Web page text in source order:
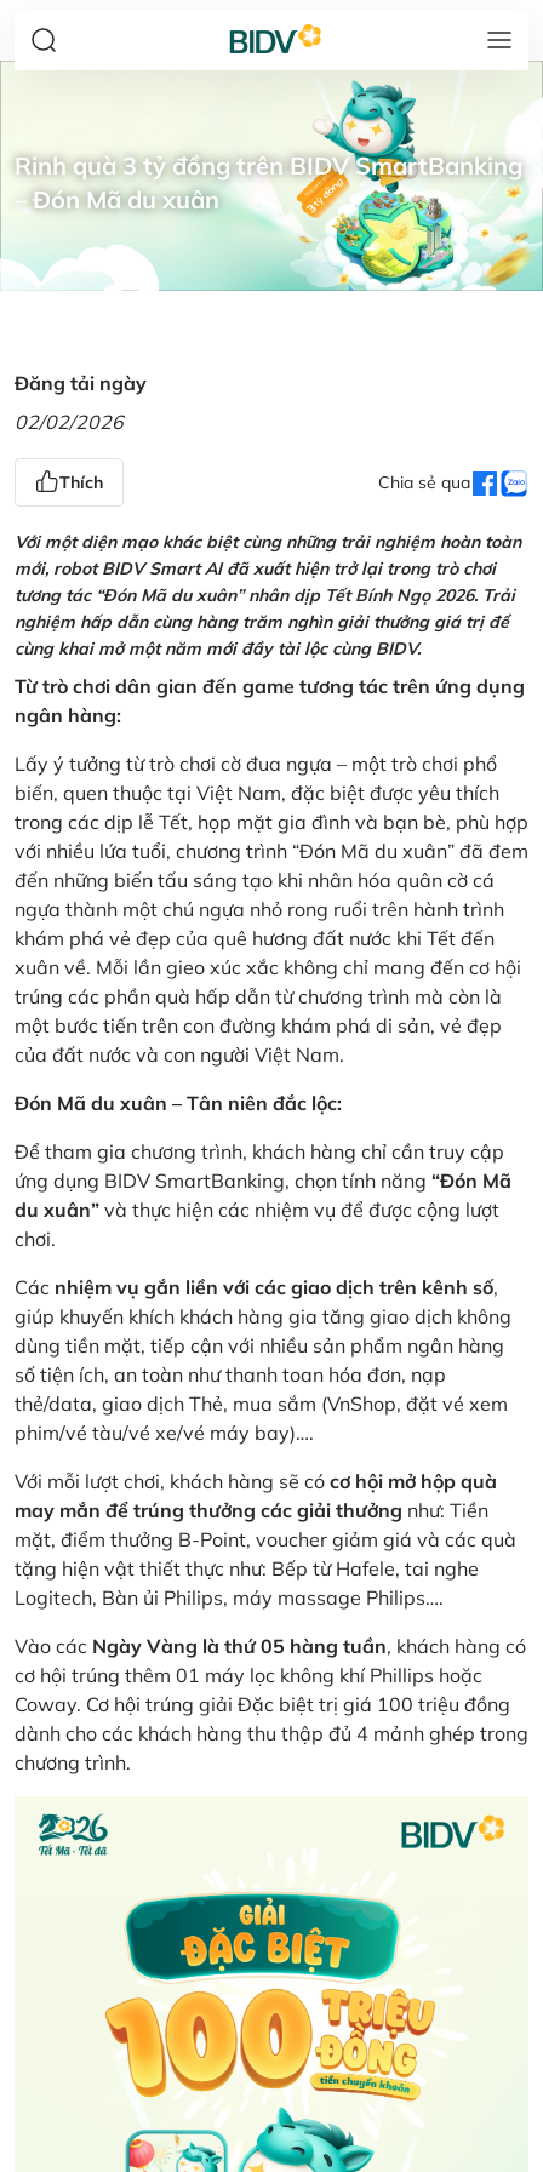
Rinh quà 3 tỷ đồng trên BIDV SmartBanking
– Đón Mã du xuân
Đăng tải ngày
02/02/2026
Thích Chia sẻ qua
Với một diện mạo khác biệt cùng những trải nghiệm hoàn toàn
mới, robot BIDV Smart AI đã xuất hiện trở lại trong trò chơi
tương tác “Đón Mã du xuân” nhân dịp Tết Bính Ngọ 2026. Trải
nghiệm hấp dẫn cùng hàng trăm nghìn giải thưởng giá trị để
cùng khai mở một năm mới đầy tài lộc cùng BIDV.
Từ trò chơi dân gian đến game tương tác trên ứng dụng
ngân hàng:
Lấy ý tưởng từ trò chơi cờ đua ngựa – một trò chơi phổ
biến, quen thuộc tại Việt Nam, đặc biệt được yêu thích
trong các dịp lễ Tết, họp mặt gia đình và bạn bè, phù hợp
với nhiều lứa tuổi, chương trình “Đón Mã du xuân” đã đem
đến những biến tấu sáng tạo khi nhân hóa quân cờ cá
ngựa thành một chú ngựa nhỏ rong ruổi trên hành trình
khám phá vẻ đẹp của quê hương đất nước khi Tết đến
xuân về. Mỗi lần gieo xúc xắc không chỉ mang đến cơ hội
trúng các phần quà hấp dẫn từ chương trình mà còn là
một bước tiến trên con đường khám phá di sản, vẻ đẹp
của đất nước và con người Việt Nam.
Đón Mã du xuân – Tân niên đắc lộc:
Để tham gia chương trình, khách hàng chỉ cần truy cập
ứng dụng BIDV SmartBanking, chọn tính năng “Đón Mã
du xuân” và thực hiện các nhiệm vụ để được cộng lượt
chơi.
Các nhiệm vụ gắn liền với các giao dịch trên kênh số,
giúp khuyến khích khách hàng gia tăng giao dịch không
dùng tiền mặt, tiếp cận với nhiều sản phẩm ngân hàng
số tiện ích, an toàn như thanh toan hóa đơn, nạp
thẻ/data, giao dịch Thẻ, mua sắm (VnShop, đặt vé xem
phim/vé tàu/vé xe/vé máy bay)….
Với mỗi lượt chơi, khách hàng sẽ có cơ hội mở hộp quà
may mắn để trúng thưởng các giải thưởng như: Tiền
mặt, điểm thưởng B-Point, voucher giảm giá và các quà
tặng hiện vật thiết thực như: Bếp từ Hafele, tai nghe
Logitech, Bàn ủi Philips, máy massage Philips….
Vào các Ngày Vàng là thứ 05 hàng tuần, khách hàng có
cơ hội trúng thêm 01 máy lọc không khí Phillips hoặc
Coway. Cơ hội trúng giải Đặc biệt trị giá 100 triệu đồng
dành cho các khách hàng thu thập đủ 4 mảnh ghép trong
chương trình.